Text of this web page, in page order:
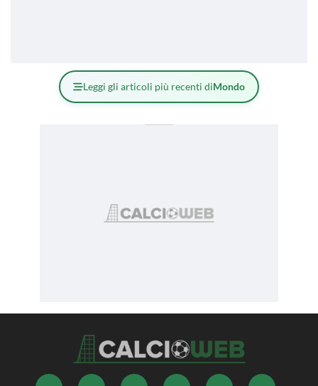
Leggi gli articoli più recenti diMondo